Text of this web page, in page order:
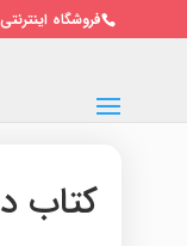
فروشگاه اینترنتی پرواز 09128501125
کتاب